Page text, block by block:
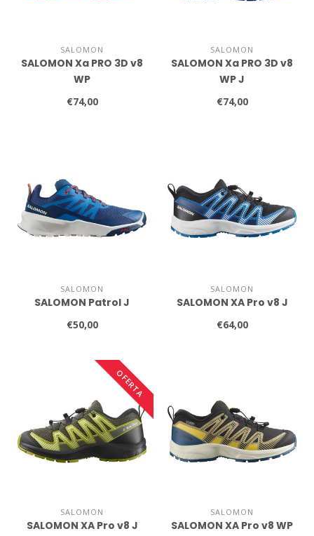
SALOMON
SALOMON Xa PRO 3D v8
WP
€74,00
SALOMON
SALOMON Xa PRO 3D v8
WP J
€74,00
SALOMON
SALOMON Patrol J
€50,00
SALOMON
SALOMON XA Pro v8 J
€64,00
OFERTA
SALOMON
SALOMON XA Pro v8 J
SALOMON
SALOMON XA Pro v8 WP